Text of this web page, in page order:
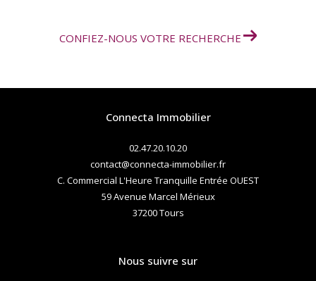
CONFIEZ-NOUS VOTRE RECHERCHE
Connecta Immobilier
02.47.20.10.20
contact@connecta-immobilier.fr
C. Commercial L'Heure Tranquille Entrée OUEST
59 Avenue Marcel Mérieux
37200 tours
Nous suivre sur